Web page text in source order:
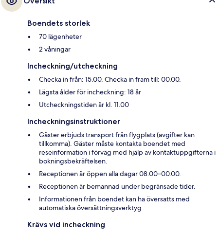
Boendets storlek
70 lägenheter
2 våningar
Incheckning/utcheckning
Checka in från: 15.00. Checka in fram till: 00.00.
Lägsta ålder för incheckning: 18 år
Utcheckningstiden är kl. 11.00
Incheckningsinstruktioner
Gäster erbjuds transport från flygplats (avgifter kan
tillkomma). Gäster måste kontakta boendet med
reseinformation i förväg med hjälp av kontaktuppgifterna i
bokningsbekräftelsen.
Receptionen är öppen alla dagar 08.00–00.00.
Receptionen är bemannad under begränsade tider.
Informationen från boendet kan ha översatts med
automatiska översättningsverktyg
Krävs vid incheckning